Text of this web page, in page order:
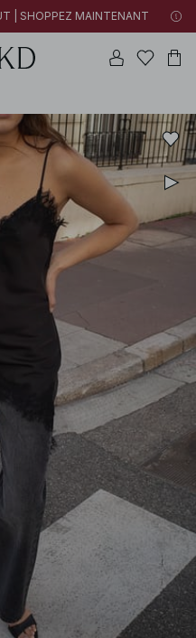
| SHOPPEZ MAINTENANT